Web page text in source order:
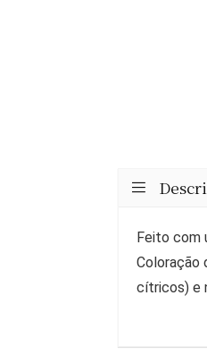
Feito com
Coloração
cítricos) e